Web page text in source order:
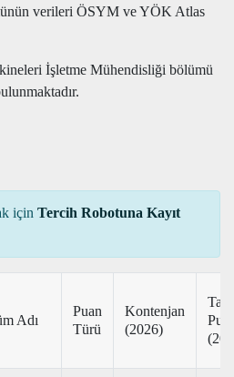
verileri ÖSYM ve YÖK Atlas
İşletme Mühendisliği bölümü
için Tercih Robotuna Kayıt
Adı
Puan
Türü
Kontenjan
(2026)